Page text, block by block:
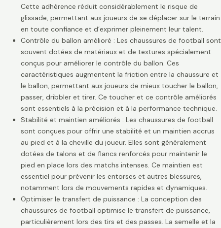
Cette adhérence réduit considérablement le risque de
glissade, permettant aux joueurs de se déplacer sur le terrain
en toute confiance et d’exprimer pleinement leur talent.
Contrôle du ballon amélioré : Les chaussures de football sont
souvent dotées de matériaux et de textures spécialement
conçus pour améliorer le contrôle du ballon. Ces
caractéristiques augmentent la friction entre la chaussure et
le ballon, permettant aux joueurs de mieux toucher le ballon,
passer, dribbler et tirer. Ce toucher et ce contrôle améliorés
sont essentiels à la précision et à la performance technique.
Stabilité et maintien améliorés : Les chaussures de football
sont conçues pour offrir une stabilité et un maintien accrus
au pied et à la cheville du joueur. Elles sont généralement
dotées de talons et de flancs renforcés pour maintenir le
pied en place lors des matchs intenses. Ce maintien est
essentiel pour prévenir les entorses et autres blessures,
notamment lors de mouvements rapides et dynamiques.
Optimiser le transfert de puissance : La conception des
chaussures de football optimise le transfert de puissance,
particulièrement lors des tirs et des passes. La semelle et la